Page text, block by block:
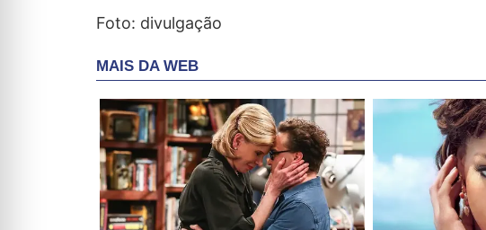
Foto: divulgação